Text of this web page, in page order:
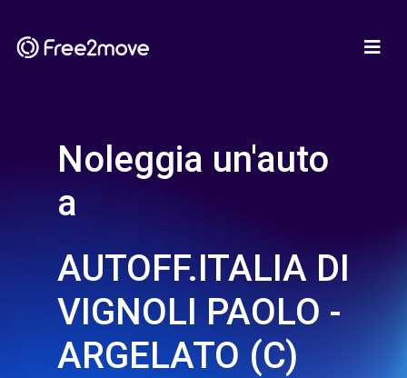
Noleggia un'auto
a
AUTOFF.ITALIA DI
VIGNOLI PAOLO -
ARGELATO (C)